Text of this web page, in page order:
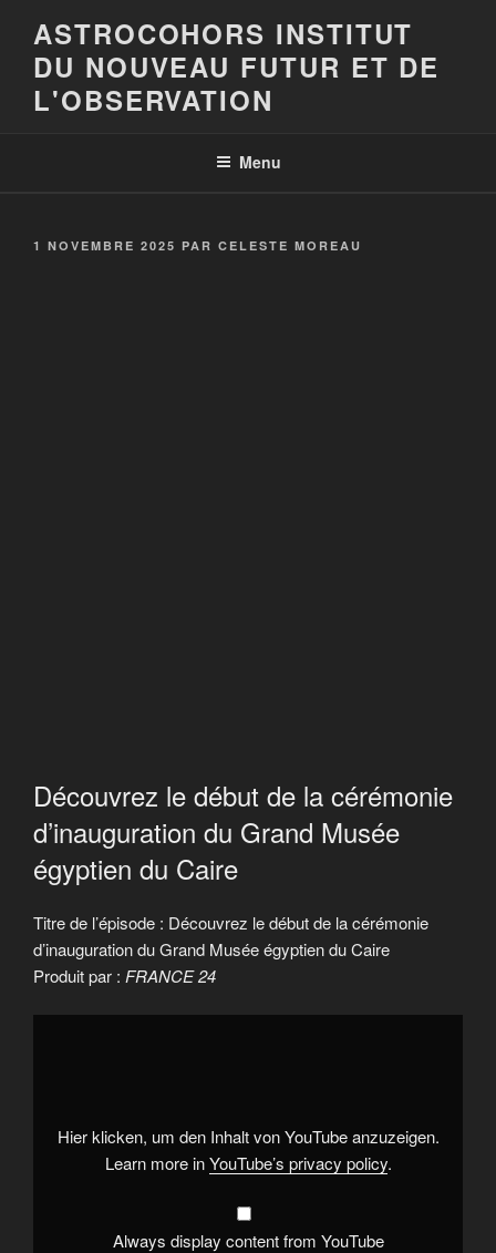
contenu
principal
ASTROCOHORS INSTITUT
DU NOUVEAU FUTUR ET DE
L'OBSERVATION
Menu
PUBLIÉ
1 NOVEMBRE 2025 PAR CELESTE MOREAU
Découvrez le début de la cérémonie
d’inauguration du Grand Musée
égyptien du Caire
Titre de l’épisode : Découvrez le début de la cérémonie
d’inauguration du Grand Musée égyptien du Caire
Produit par : FRANCE 24
Display
d'inauguration
Hier klicken, um den Inhalt von YouTube anzuzeigen.
Learn more inYouTube’s privacy policy.
Always display content from YouTube